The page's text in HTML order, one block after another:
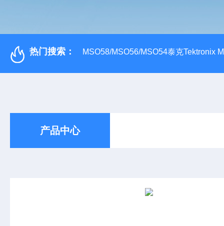
热门搜索： MSO58/MSO56/MSO54泰克Tektronix
产品中心